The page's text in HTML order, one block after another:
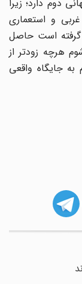
دارد؛ زیرا
و استعماری
است حاصل
زودتر از
جایگاه واقعی